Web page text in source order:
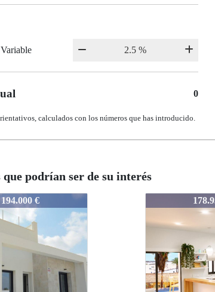
Variable
0
calculados con los números que has introducido.
podrían ser de su interés
178.950 € REDOTRE